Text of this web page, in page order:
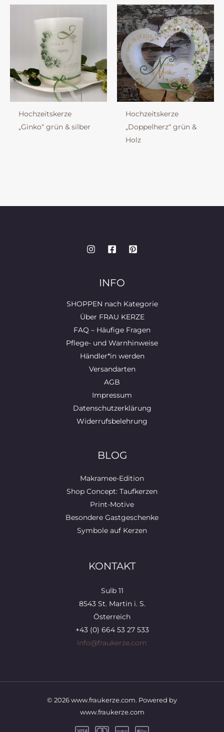
Hochzeitskerze
„Ginko“ grün & silber
Hochzeitskerze
„Doppelherz“ grün &
Holz
INFO
SHOPPEN nach Kategorie
Über FRAU KERZE
FAQ – Häufige Fragen
Pflege- und Warnhinweise
Händler*in werden
Versandarten
AGB
Impressum
Datenschutzerklärung
Widerrufsbelehrung
BLOG
Makramee-Edition
Shop Concept: Taufkerzen
Print-Motive
Besondere Gastgeschenke
Symbole auf Kerzen
KONTAKT
Sulb 11
8543 St. Martin i. S.
Österreich
+43 (0) 664 53 27 533
info@fraukerze.com
© 2026 www.fraukerze.com. Powered by
www.fraukerze.com